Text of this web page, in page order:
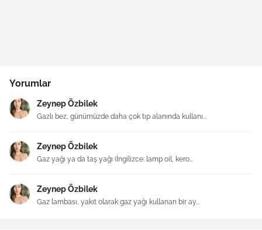
Yorumlar
Zeynep Özbilek
Gazlı bez, günümüzde daha çok tıp alanında kullanı...
Zeynep Özbilek
Gaz yağı ya da taş yağı (İngilizce: lamp oil, kero...
Zeynep Özbilek
Gaz lambası, yakıt olarak gaz yağı kullanan bir ay...